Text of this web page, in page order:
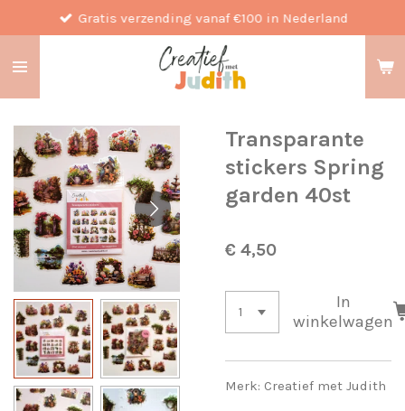
direct
naar
Gratis verzending vanaf €100 in Nederland
Transparante
stickers Spring
garden 40st
€ 4,50
In
winkelwagen
Merk: Creatief met Judith